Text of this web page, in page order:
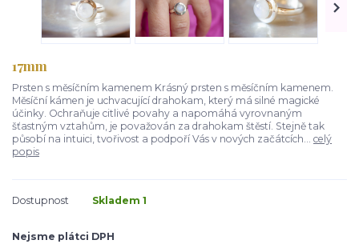
17mm
Prsten s měsíčním kamenem Krásný prsten s měsíčním kamenem.
Měsíční kámen je uchvacující drahokam, který má silné magické
účinky. Ochraňuje citlivé povahy a napomáhá vyrovnaným
šťastným vztahům, je považován za drahokam štěstí. Stejně tak
působí na intuici, tvořivost a podpoří Vás v nových začátcích... celý
popis
Dostupnost Skladem 1
Nejsme plátci DPH